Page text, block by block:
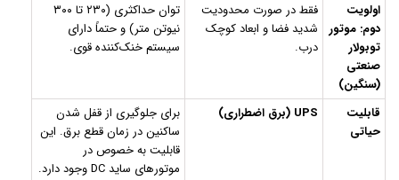
اولویت
دوم: موتور
توبولار
صنعتی
(سنگین)
فقط در صورت محدودیت
شدید فضا و ابعاد کوچک
درب.
توان حداکثری (۲۳۰ تا ۳۰۰
نیوتن متر) و حتماً دارای
سیستم خنک‌کننده قوی.
قابلیت
حیاتی
UPS (برق اضطراری)
برای جلوگیری از قفل شدن
ساکنین در زمان قطع برق. این
قابلیت به خصوص در
موتورهای ساید DC وجود دارد.